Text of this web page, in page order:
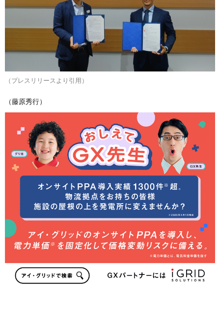
（プレスリリースより引用）
（藤原秀行）